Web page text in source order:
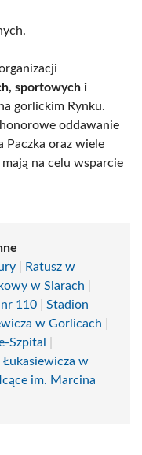
sportowych i
gorlickim Rynku.
oddawanie
Paczka oraz wiele
na celu wsparcie
Ratusz w
w Siarach
110
Stadion
w Gorlicach
Szpital
Łukasiewicza w
im. Marcina